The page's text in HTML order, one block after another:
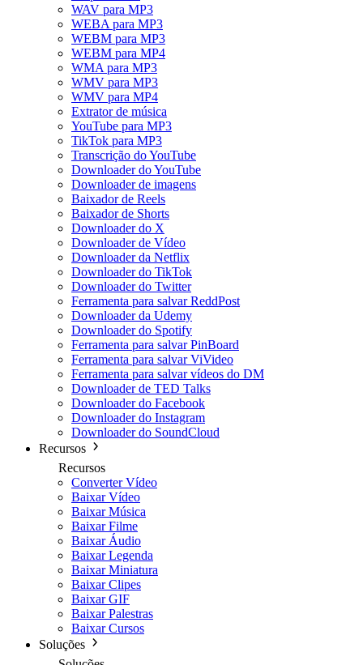
WAV para MP3
WEBA para MP3
WEBM para MP3
WEBM para MP4
WMA para MP3
WMV para MP3
WMV para MP4
Extrator de música
YouTube para MP3
TikTok para MP3
Transcrição do YouTube
Downloader do YouTube
Downloader de imagens
Baixador de Reels
Baixador de Shorts
Downloader do X
Downloader de Vídeo
Downloader da Netflix
Downloader do TikTok
Downloader do Twitter
Ferramenta para salvar ReddPost
Downloader da Udemy
Downloader do Spotify
Ferramenta para salvar PinBoard
Ferramenta para salvar ViVideo
Ferramenta para salvar vídeos do DM
Downloader de TED Talks
Downloader do Facebook
Downloader do Instagram
Downloader do SoundCloud
Recursos
Recursos
Converter Vídeo
Baixar Vídeo
Baixar Música
Baixar Filme
Baixar Áudio
Baixar Legenda
Baixar Miniatura
Baixar Clipes
Baixar GIF
Baixar Palestras
Baixar Cursos
Soluções